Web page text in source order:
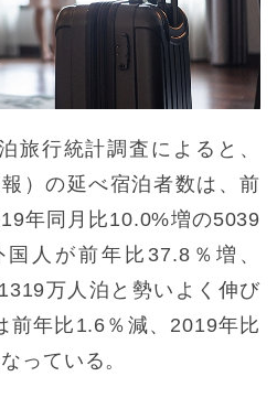
旅行統計調査によると、
）の延べ宿泊者数は、前
年同月比10.0%増の5039
人が前年比37.8％増、
万人泊と勢いよく伸び
前年比1.6％減、2019年比
っている。